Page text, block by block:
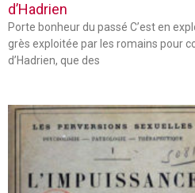
d’Hadrien
Porte bonheur du passé C’est en
grès exploitée par les romains pour
d’Hadrien, que des